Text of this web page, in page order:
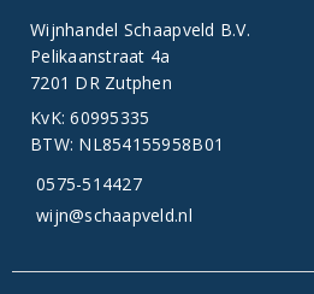
Wijnhandel Schaapveld B.V.
Pelikaanstraat 4a
7201 DR Zutphen
KvK: 60995335
BTW: NL854155958B01
0575-514427
wijn@schaapveld.nl